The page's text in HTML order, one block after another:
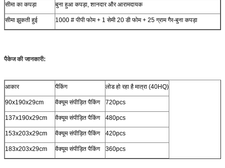
सीमा का कपड़ा बुना हुआ कपड़ा, शानदार और आरामदायक
सीमा झुकती हुई 1000 # पीपी फोम + 1 सेमी 20 डी फोम + 25 ग्राम गैर-बुना कपड़ा
पैकेज की जानकारी:
आकार पैकिंग लोड हो रहा है मात्रा (40HQ)
90x190x29cm वैक्यूम संपीड़ित पैकिंग 720pcs
137x190x29cm वैक्यूम संपीड़ित पैकिंग 480pcs
153x203x29cm वैक्यूम संपीड़ित पैकिंग 420pcs
183x203x29cm वैक्यूम संपीड़ित पैकिंग 360pcs